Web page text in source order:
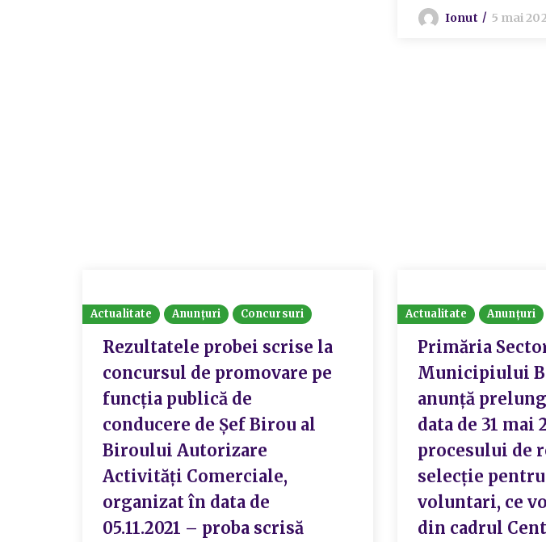
Ionut 5 mai
Actualitate Anunțuri Concursuri
Rezultatele probei scrise la
concursul de promovare pe
funcția publică de
conducere de Șef Birou al
Biroului Autorizare
Activități Comerciale,
organizat în data de
05.11.2021 – proba scrisă
Actualitate Anunțuri
Primăria
Municipiului
anunţă
data de 31 mai
procesului de
selecţie
voluntari, ce
din cadrul